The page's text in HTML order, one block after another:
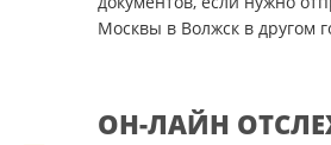
Москвы в Волжск в другом
ОН-ЛАЙН